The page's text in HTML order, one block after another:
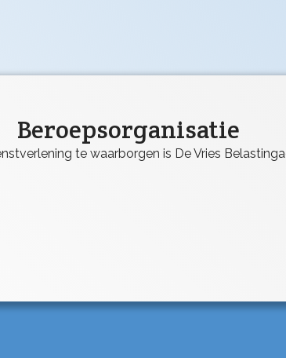
Beroepsorganisatie
te waarborgen is De Vries